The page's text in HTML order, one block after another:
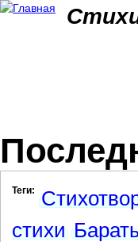
Теги:
стихи